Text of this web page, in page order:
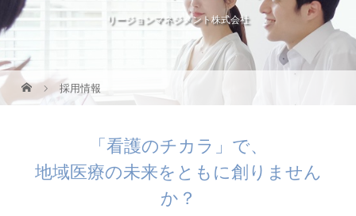
リージョンマネジメント株式会社
採用情報
「看護のチカラ」で、
地域医療の未来をともに創りません
か？